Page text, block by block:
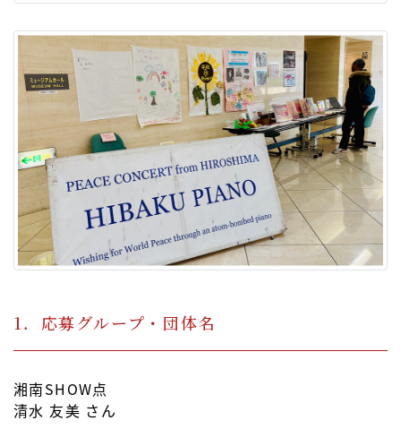
1．応募グループ・団体名
湘南SHOW点
清水 友美 さん